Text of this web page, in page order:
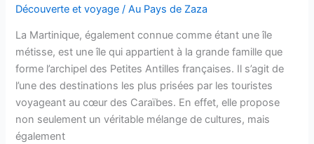
pour
Découverte et voyage /Au Pays de Zaza
La Martinique, également connue comme étant une île
métisse, est une île qui appartient à la grande famille que
forme l’archipel des Petites Antilles françaises. Il s’agit de
l’une des destinations les plus prisées par les touristes
voyageant au cœur des Caraïbes. En effet, elle propose
non seulement un véritable mélange de cultures, mais
également